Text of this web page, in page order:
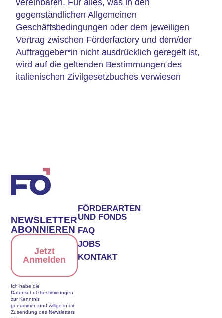
vereinbaren. Für alles, was in den
gegenständlichen Allgemeinen
Geschäftsbedingungen oder dem jeweiligen
Vertrag zwischen Förderfactory und dem/der
Auftraggeber*in nicht ausdrücklich geregelt ist,
wird auf die geltenden Bestimmungen des
italienischen Zivilgesetzbuches verwiesen
FÖRDERARTEN
UND FONDS
FAQ
JOBS
KONTAKT
NEWSLETTER
ABONNIEREN
Jetzt
Anmelden
Ich habe die
Datenschutzbestimmungen
zur Kenntnis
genommen und willige in die
Zusendung des Newsletters